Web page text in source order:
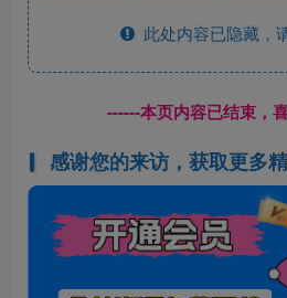
此处内容已隐藏，
------本页内容已结束，
感谢您的来访，获取更多